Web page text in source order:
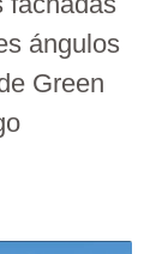
ángulos
Green